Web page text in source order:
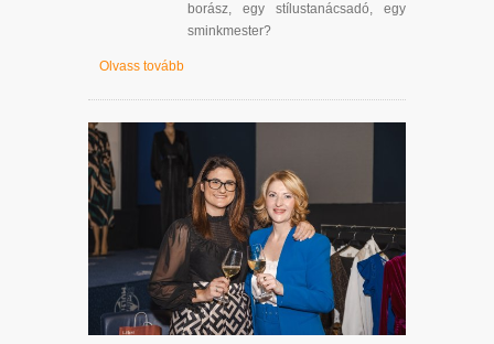
borász, egy stílustanácsadó, egy
sminkmester?
Olvass tovább